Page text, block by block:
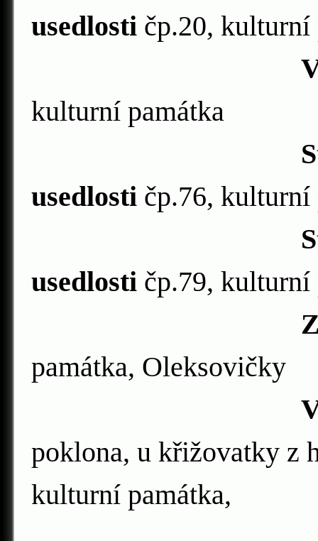
usedlosti čp.20, kulturní
kulturní památka
Stodola u
usedlosti čp.76, kulturní
Stodola u
usedlosti čp.79, kulturní
památka, Oleksovičky
poklona, u křižovatky z
kulturní památka,